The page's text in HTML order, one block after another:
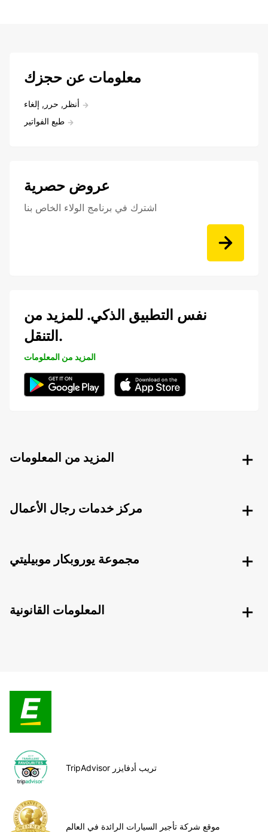
معلومات عن حجزك
أنظر, حرر, إلغاء
طبع الفواتير
عروض حصرية
اشترك في برنامج الولاء الخاص بنا
نفس التطبيق الذكي. للمزيد من
التنقل.
المزيد من المعلومات
المزيد من المعلومات
مركز خدمات رجال الأعمال
مجموعة يوروبكار موبيليتي
المعلومات القانونية
TripAdvisor تريب أدفايزر
موقع شركة تأجير السيارات الرائدة في العالم